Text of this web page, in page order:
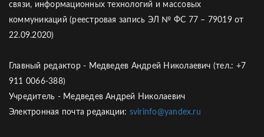
связи, информационных технологий и массовых
коммуникаций (реестровая запись ЭЛ № ФС 77 – 79019 от
22.09.2020)
Главный редактор - Медведев Андрей Николаевич (тел.: +7
911 0066-388)
Учредитель - Медведев Андрей Николаевич
Электронная почта редакции: svirinfo@yandex.ru